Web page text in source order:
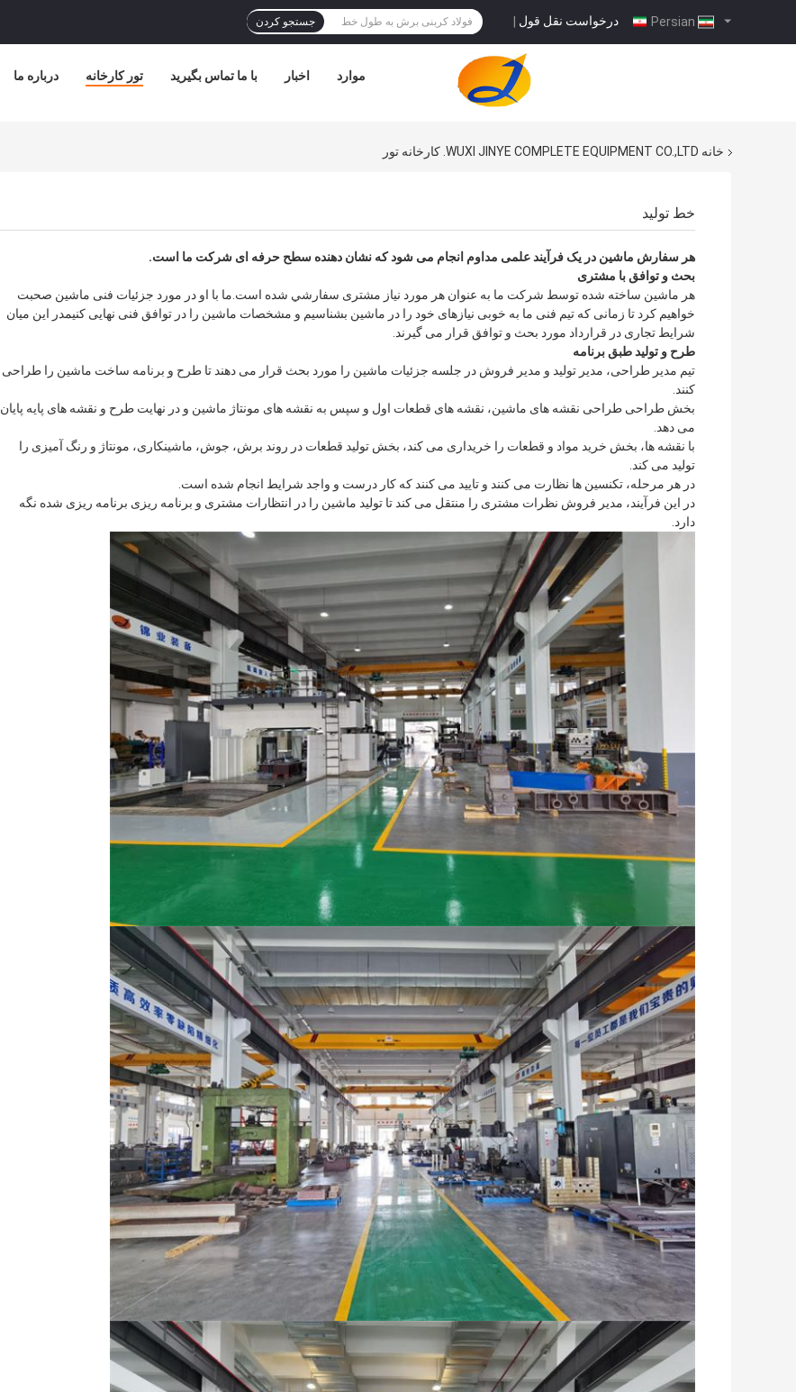
درخواست نقل قول | جستجو کردن
درباره ما تور کارخانه با ما تماس بگیرید اخبار موارد
خانه WUXI JINYE COMPLETE EQUIPMENT CO.,LTD. کارخانه تور
خط تولید
هر سفارش ماشین در یک فرآیند علمی مداوم انجام می شود که نشان دهنده سطح حرفه ای شرکت ما است.
بحث و توافق با مشتری
هر ماشين ساخته شده توسط شرکت ما به عنوان هر مورد نیاز مشتری سفارشي شده است.ما با او در مورد جزئیات فنی ماشین صحبت
خواهیم کرد تا زمانی که تیم فنی ما به خوبی نیازهای خود را در ماشین بشناسیم و مشخصات ماشین را در توافق فنی نهایی کنیمدر این میان
شرایط تجاری در قرارداد مورد بحث و توافق قرار می گیرند.
طرح و تولید طبق برنامه
تیم مدیر طراحی، مدیر تولید و مدیر فروش در جلسه جزئیات ماشین را مورد بحث قرار می دهند تا طرح و برنامه ساخت ماشین را طراحی
کنند.
بخش طراحی طراحی نقشه های ماشین، نقشه های قطعات اول و سپس به نقشه های مونتاژ ماشین و در نهایت طرح و نقشه های پایه پایان
می دهد.
با نقشه ها، بخش خرید مواد و قطعات را خریداری می کند، بخش تولید قطعات در روند برش، جوش، ماشینکاری، مونتاژ و رنگ آمیزی را
تولید می کند.
در هر مرحله، تکنسین ها نظارت می کنند و تایید می کنند که کار درست و واجد شرایط انجام شده است.
در این فرآیند، مدیر فروش نظرات مشتری را منتقل می کند تا تولید ماشین را در انتظارات مشتری و برنامه ریزی برنامه ریزی شده نگه
دارد.